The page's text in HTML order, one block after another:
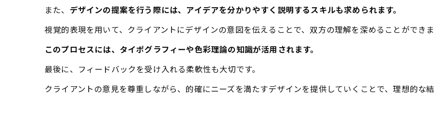
また、 デザインの提案を行う際には、アイデアを分かりやすく説明するスキルも求められます。
視覚的表現を用いて、クライアントにデザインの意図を伝えることで、双方の理解を深めることができま
このプロセスには、タイポグラフィーや色彩理論の知識が活用されます。
最後に、フィードバックを受け入れる柔軟性も大切です。
クライアントの意見を尊重しながら、的確にニーズを満たすデザインを提供していくことで、理想的な